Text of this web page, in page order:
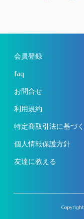
会員登録
faq
お問合せ
利用規約
特定商取引法に基づ
個人情報保護方針
友達に教える
Copyright